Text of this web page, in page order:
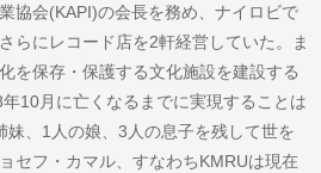
協会(KAPI)の会長を務め、ナイロビで
らにレコード店を2軒経営していた。ま
を保存・保護する文化施設を建設する
10月に亡くなるまでに実現することは
妹、1人の娘、3人の息子を残して世を
セフ・カマル、すなわちKMRUは現在